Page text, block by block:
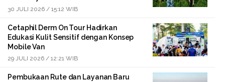
30 JULI 2026 / 15:12 WIB
Cetaphil Derm On Tour Hadirkan
Edukasi Kulit Sensitif dengan Konsep
Mobile Van
29 JULI 2026 / 12:21 WIB
Pembukaan Rute dan Layanan Baru